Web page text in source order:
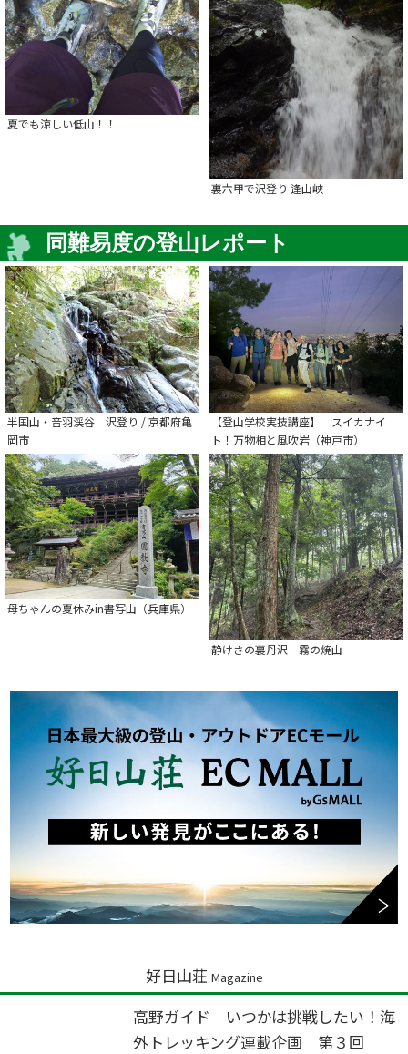
夏でも涼しい低山！！
裏六甲で沢登り 逢山峡
同難易度の登山レポート
半国山・音羽渓谷 沢登り / 京都府亀
岡市
【登山学校実技講座】 スイカナイ
ト！万物相と風吹岩（神戸市）
母ちゃんの夏休みin書写山（兵庫県）
静けさの裏丹沢 霧の焼山
好日山荘 Magazine
高野ガイド いつかは挑戦したい！海
外トレッキング連載企画 第３回